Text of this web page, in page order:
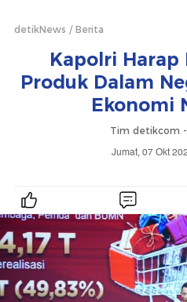
detikNews Berita
Kapolri Harap
Produk Dalam
Ekonomi
Tim detikcom -
Jumat, 07 Okt